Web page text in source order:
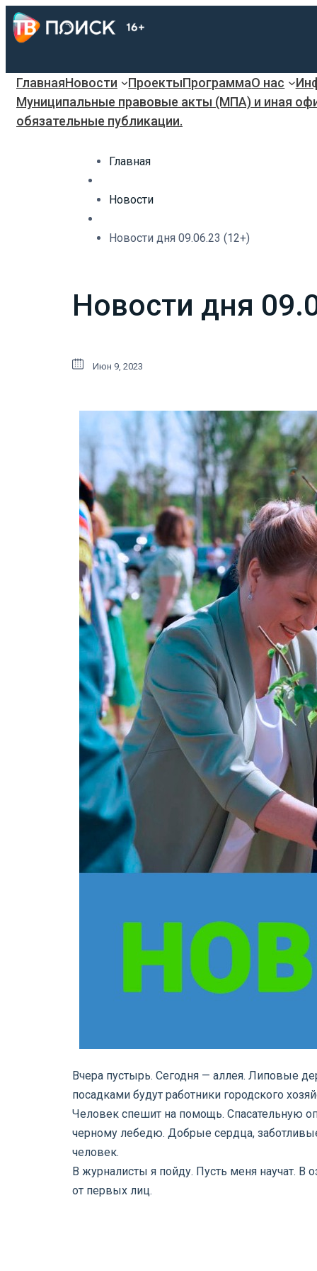
ГлавнаяНовости ПроектыПрограммаО нас
Муниципальные правовые акты (МПА) и иная
обязательные публикации.
Главная
Новости
Новости дня 09.06.23 (12+)
Новости дня
Июн 9, 2023
Вчера пустырь. Сегодня — аллея. Липовые
посадками будут работники городского
Человек спешит на помощь. Спасательную
черному лебедю. Добрые сердца,
человек.
В журналисты я пойду. Пусть меня научат. В
от первых лиц.